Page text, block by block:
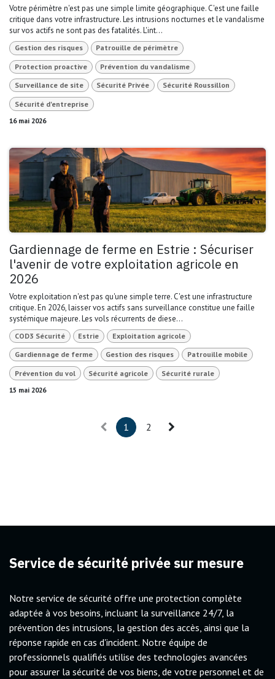
Votre périmètre n'est pas une simple limite géographique. C'est une faille
critique dans votre infrastructure. Les intrusions nocturnes et le vandalisme
sur vos actifs ne sont pas des fatalités. L'int...
Gestion des risques Patrouille de périmètre
Protection proactive Prévention du vandalisme
Surveillance de site Sécurité Privée Sécurité Roussillon
Sécurité d'entreprise
16 mai 2026
Gardiennage de ferme en Estrie : Sécuriser
l'avenir de votre exploitation agricole en
2026
Votre exploitation n'est pas qu'une simple terre. C'est une infrastructure
critique. En 2026, laisser vos actifs sans surveillance constitue une faille
systémique majeure. Les vols récurrents de diese...
COD3 Sécurité Estrie Exploitation agricole
Gardiennage de ferme Gestion des risques Patrouille mobile
Prévention du vol Sécurité agricole
Sécurité rurale
15 mai 2026
1 2
Service de sécurité privée sur mesure
Notre service de sécurité offre une protection complète
adaptée à vos besoins, incluant la surveillance 24/7, la
prévention des intrusions, la gestion des accès, ainsi que la
réponse rapide en cas d'incident. Notre équipe de
professionnels qualifiés utilise des technologies avancées
pour assurer la sécurité de vos biens, de votre personnel et de